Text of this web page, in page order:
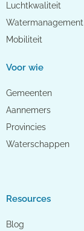
Luchtkwaliteit
Watermanagement
Mobiliteit
Voor wie
Gemeenten
Aannemers
Provincies
Waterschappen
Resources
Blog